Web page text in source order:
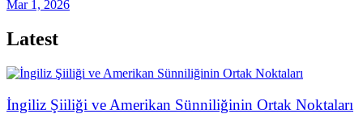
Mar 1, 2026
Latest
İngiliz Şiiliği ve Amerikan Sünniliğinin Ortak Noktaları